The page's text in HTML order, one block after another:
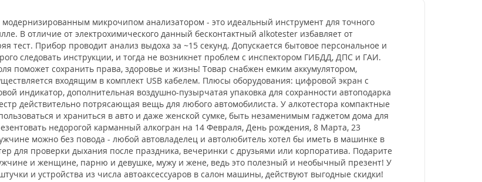
микрочипом анализатором - это идеальный инструмент для точного
В отличие от электрохимического данный бесконтактный alkotester избавляет от
тест. Прибор проводит анализ выдоха за ~15 секунд. Допускается бытовое персональное и
следовать инструкции, и тогда не возникнет проблем с инспектором ГИБДД, ДПС и ГАИ.
поможет сохранить права, здоровье и жизнь! Товар снабжен емким аккумулятором,
входящим в комплект USB кабелем. Плюсы оборудования: цифровой экран с
индикатор, дополнительная воздушно-пузырчатая упаковка для сохранности автоподарка
действительно потрясающая вещь для любого автомобилиста. У алкотестора компактные
и храниться в авто и даже женской сумке, быть незаменимым гаджетом дома для
недорогой карманный алкогран на 14 Февраля, День рождения, 8 Марта, 23
можно без повода - любой автовладелец и автолюбитель хотел бы иметь в машинке в
для проверки дыхания после праздника, вечеринки с друзьями или корпоратива. Подарите
и женщине, парню и девушке, мужу и жене, ведь это полезный и необычный презент! У
и устройства из числа автоаксессуаров в салон машины, действуют выгодные скидки!